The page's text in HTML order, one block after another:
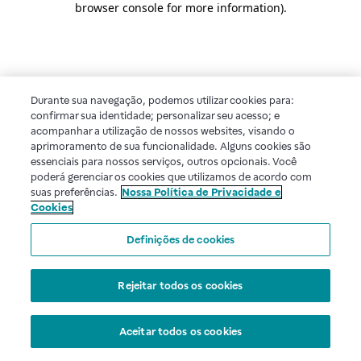
browser console for more information).
Durante sua navegação, podemos utilizar cookies para:
confirmar sua identidade; personalizar seu acesso; e
acompanhar a utilização de nossos websites, visando o
aprimoramento de sua funcionalidade. Alguns cookies são
essenciais para nossos serviços, outros opcionais. Você
poderá gerenciar os cookies que utilizamos de acordo com
suas preferências. Nossa Política de Privacidade e
Cookies
Definições de cookies
Rejeitar todos os cookies
Aceitar todos os cookies